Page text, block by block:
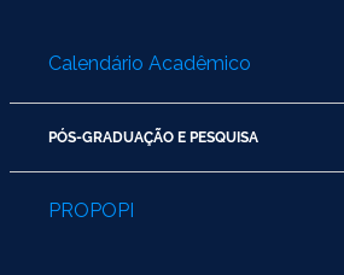
Calendário Acadêmico
PÓS-GRADUAÇÃO E PESQUISA
PROPOPI